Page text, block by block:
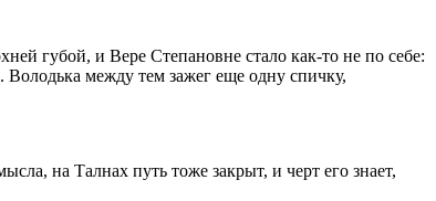
губой, и Вере Степановне стало как-то не по себе:
Володька между тем зажег еще одну спичку,
на Талнах путь тоже закрыт, и черт его знает,